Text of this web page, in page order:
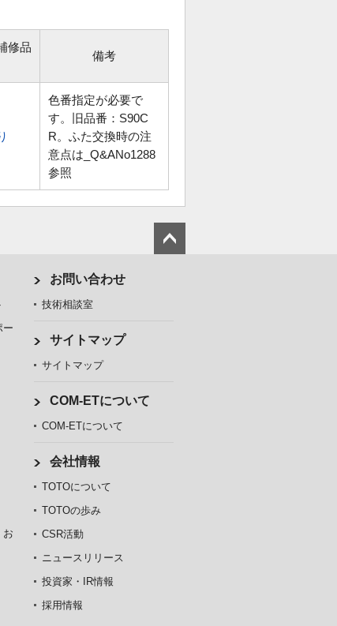
修品
備考
色番指定が必要で
す。旧品番：S90C
R。ふた交換時の注
意点は_Q&ANo1288
参照
ー
お
お問い合わせ
技術相談室
サイトマップ
サイトマップ
COM-ETについて
COM-ETについて
会社情報
TOTOについて
TOTOの歩み
CSR活動
ニュースリリース
投資家・IR情報
採用情報